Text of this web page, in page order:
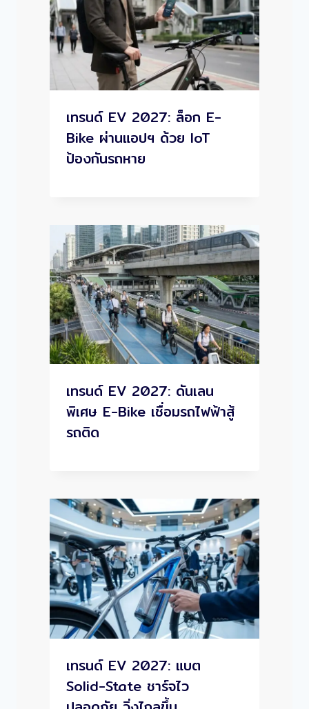
เทรนด์ EV 2027: ล็อก E-
Bike ผ่านแอปฯ ด้วย IoT
ป้องกันรถหาย
เทรนด์ EV 2027: ดันเลน
พิเศษ E-Bike เชื่อมรถไฟฟ้าสู้
รถติด
เทรนด์ EV 2027: แบต
Solid-State ชาร์จไว